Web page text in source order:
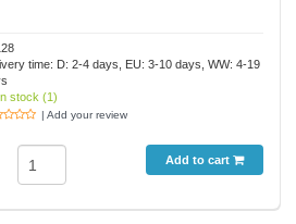
time: D: 2-4 days, EU: 3-10 days, WW: 4-19
In stock (1)
| Add your review
Add to cart